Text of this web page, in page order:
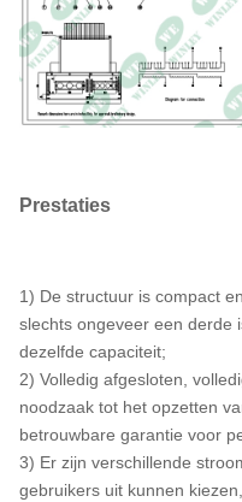
K-factor rating
mitigatie)
Omgevingstemperatuur
Prestaties
1) De structuur is compact
slechts ongeveer een derde
dezelfde capaciteit;
2) Volledig afgesloten,
noodzaak tot het opzetten
betrouwbare garantie voor
3) Er zijn verschillende
gebruikers uit kunnen